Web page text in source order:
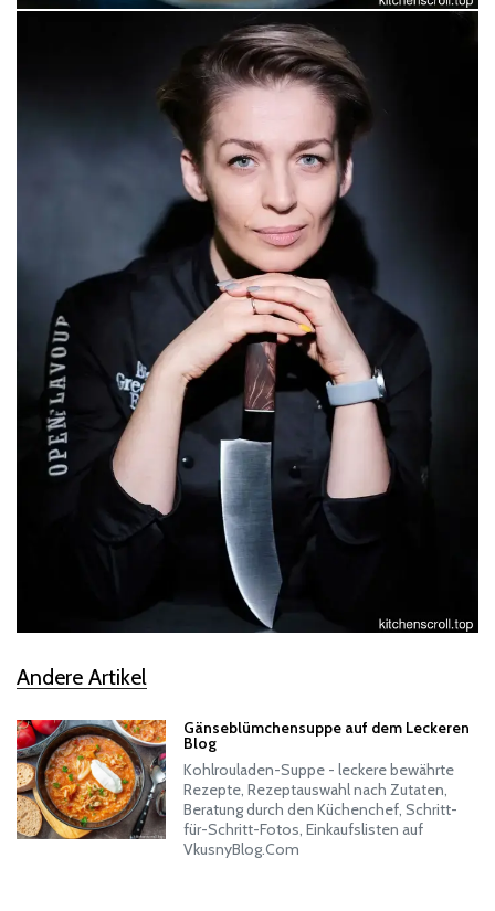
Andere Artikel
Gänseblümchensuppe auf dem Leckeren
Blog
Kohlrouladen-Suppe - leckere bewährte
Rezepte, Rezeptauswahl nach Zutaten,
Beratung durch den Küchenchef, Schritt-
für-Schritt-Fotos, Einkaufslisten auf
VkusnyBlog.Com